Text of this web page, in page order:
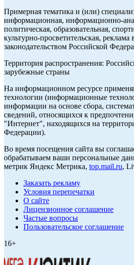
Примерная тематика и (или)
информационная, информационно-
политическая, образовательная,
культурно-просветительская, реклама
законодательством Российской
Территория распространения:
зарубежные страны
На информационном ресурсе
технологии (информационные
информации на основе сбора,
сведений, относящихся к
"Интернет", находящихся на
Федерации).
Во время посещения сайта вы
обрабатываем ваши персональные
метрик Яндекс Метрика, top.mail.ru,
Заказать рекламу
Условия перепечатки
О сайте
Лицензионное соглашение
Частые вопросы
Пользовательское соглашение
16+